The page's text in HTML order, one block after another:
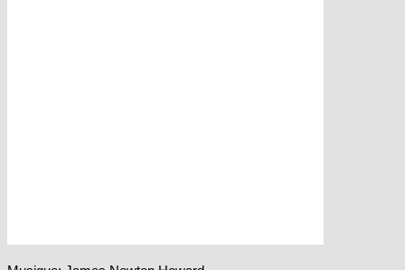
Musique: James Newton Howard